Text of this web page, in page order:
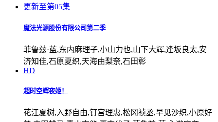
更新至第05集
魔法光源股份有限公司第二季
菲鲁兹·蓝,东内麻理子,小山力也,山下大辉,逢坂良太,安
济知佳,石原夏织,天海由梨奈,石田彰
HD
超时空辉夜姬！
花江夏树,入野自由,钉宫理惠,松冈祯丞,早见沙织,小原好